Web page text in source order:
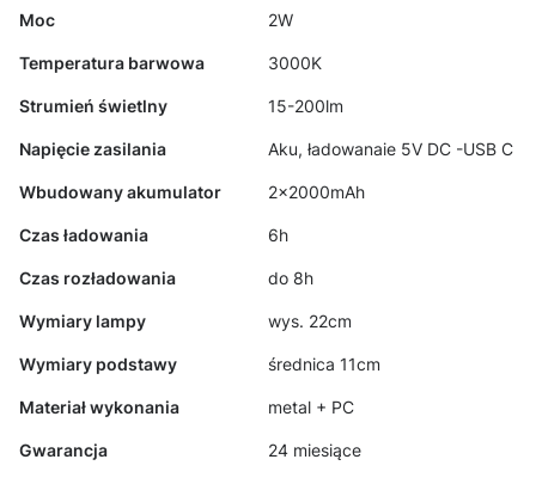
Moc 2W
Temperatura barwowa 3000K
Strumień świetlny 15-200lm
Napięcie zasilania Aku, ładowanaie 5V DC -USB C
Wbudowany akumulator 2x2000mAh
Czas ładowania 6h
Czas rozładowania do 8h
Wymiary lampy wys. 22cm
Wymiary podstawy średnica 11cm
Materiał wykonania metal + PC
Gwarancja 24 miesiące